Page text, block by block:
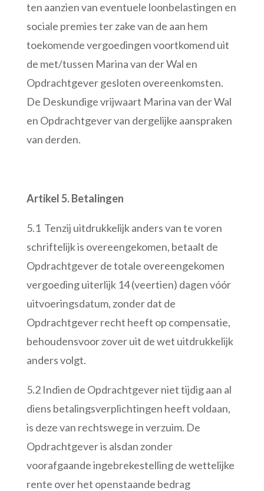
ten aanzien van eventuele loonbelastingen en
sociale premies ter zake van de aan hem
toekomende vergoedingen voortkomend uit
de met/tussen Marina van der Wal en
Opdrachtgever gesloten overeenkomsten.
De Deskundige vrijwaart Marina van der Wal
en Opdrachtgever van dergelijke aanspraken
van derden.
Artikel 5. Betalingen
5.1 Tenzij uitdrukkelijk anders van te voren
schriftelijk is overeengekomen, betaalt de
Opdrachtgever de totale overeengekomen
vergoeding uiterlijk 14 (veertien) dagen vóór
uitvoeringsdatum, zonder dat de
Opdrachtgever recht heeft op compensatie,
behoudensvoor zover uit de wet uitdrukkelijk
anders volgt.
5.2 Indien de Opdrachtgever niet tijdig aan al
diens betalingsverplichtingen heeft voldaan,
is deze van rechtswege in verzuim. De
Opdrachtgever is alsdan zonder
voorafgaande ingebrekestelling de wettelijke
rente over het openstaande bedrag